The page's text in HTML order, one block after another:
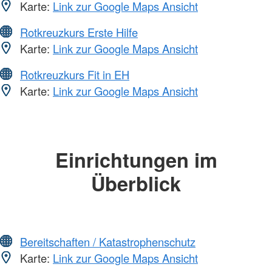
Karte: Link zur Google Maps Ansicht
Rotkreuzkurs Erste Hilfe
Karte: Link zur Google Maps Ansicht
Rotkreuzkurs Fit in EH
Karte: Link zur Google Maps Ansicht
Einrichtungen im
Überblick
Bereitschaften / Katastrophenschutz
Karte: Link zur Google Maps Ansicht